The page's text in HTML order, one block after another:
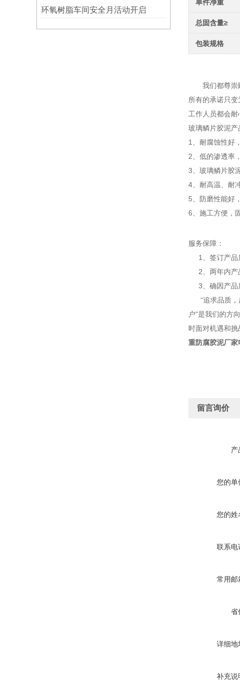
环氧树脂车间安全月活动开启
单件净重
总固含量≥
包装规格
树脂重
我们都尊崇顾
所有的承诺只
工作人员都会
玻璃鳞片胶泥产
1、耐腐蚀性好
2、低的渗透率
3、玻璃鳞片胶
4、耐高温、耐
5、防磨性能好
6、施工方便，
服务保障：
1、签订产品
2、两年内产
3、确因产品
“追求品质，
户"是我们的方
时面对机遇和
重防腐胶泥厂家
留言询价
产
您的单
您的姓
联系电
常用邮
省
详细地
补充说